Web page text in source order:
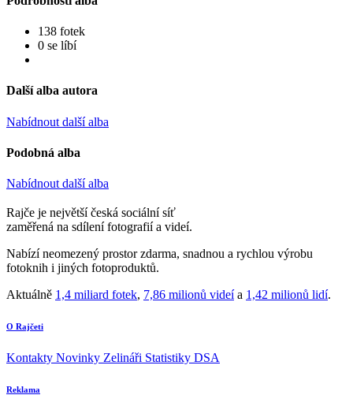
138 fotek
0 se líbí
Další alba autora
Nabídnout další alba
Podobná alba
Nabídnout další alba
Rajče je největší česká sociální síť
zaměřená na sdílení fotografií a videí.
Nabízí neomezený prostor zdarma, snadnou a rychlou výrobu
fotoknih i jiných fotoproduktů.
Aktuálně 1,4 miliard fotek, 7,86 milionů videía 1,42 milionů lidí.
O Rajčeti
Kontakty Novinky Zelináři Statistiky DSA
Reklama